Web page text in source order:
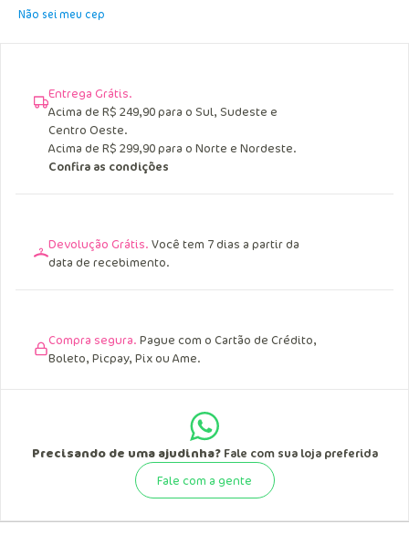
Entrega Grátis.
Acima de R$ 249,90 para o Sul, Sudeste e
Centro Oeste.
Precisando de uma ajudinha?Fale com sua loja preferida